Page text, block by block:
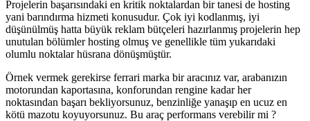
Projelerin başarısındaki en kritik noktalardan bir tanesi de hosting
yani barındırma hizmeti konusudur. Çok iyi kodlanmış, iyi
düşünülmüş hatta büyük reklam bütçeleri hazırlanmış projelerin hep
unutulan bölümler hosting olmuş ve genellikle tüm yukarıdaki
olumlu noktalar hüsrana dönüşmüştür.
Örnek vermek gerekirse ferrari marka bir aracınız var, arabanızın
motorundan kaportasına, konforundan rengine kadar her
noktasından başarı bekliyorsunuz, benzinliğe yanaşıp en ucuz en
kötü mazotu koyuyorsunuz. Bu araç performans verebilir mi ?